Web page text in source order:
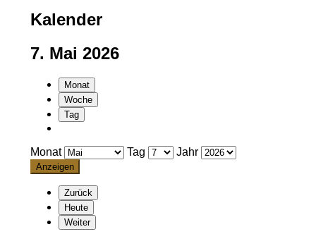
Kalender
7. Mai 2026
Monat
Woche
Tag
Monat Tag Jahr
Zurück
Heute
Weiter